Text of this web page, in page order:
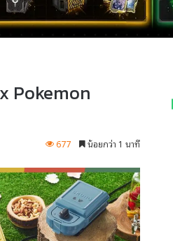
Pokemon
677 น้อยกว่า 1 นาที